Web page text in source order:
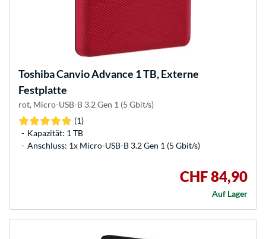
ToshibaCanvio Advance 1 TB, Externe
Festplatte
rot, Micro-USB-B 3.2 Gen 1 (5 Gbit/s)
(1)
Kapazität: 1 TB
Anschluss: 1x Micro-USB-B 3.2 Gen 1 (5 Gbit/s)
CHF 84,90
Auf Lager